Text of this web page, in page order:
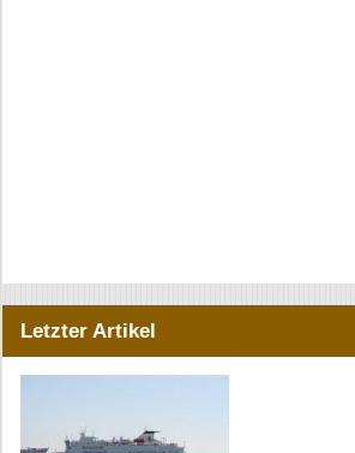
Letzter Artikel